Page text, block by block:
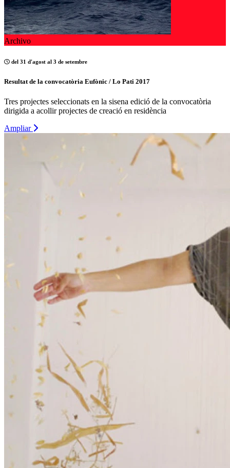
Archivo
del 31 d'agost al 3 de setembre
Resultat de la convocatòria Eufònic / Lo Pati 2017
Tres projectes seleccionats en la sisena edició de la convocatòria
dirigida a acollir projectes de creació en residència
Ampliar